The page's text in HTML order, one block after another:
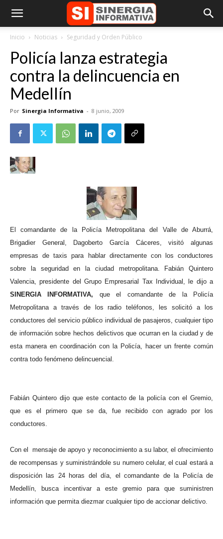
Inicio Noticias Seguridad y Orden Público
Policía lanza estrategia
contra la delincuencia en
Medellín
Por Sinergia Informativa - 8 junio, 2009
El comandante de la Policía Metropolitana del Valle de Aburrá,
Brigadier General, Dagoberto García Cáceres, visitó algunas
empresas de taxis para hablar directamente con los conductores
sobre la seguridad en la ciudad metropolitana. Fabián Quintero
Valencia, presidente del Grupo Empresarial Tax Individual, le dijo a
SINERGIA INFORMATIVA, que el comandante de la Policía
Metropolitana a través de los radio teléfonos, les solicitó a los
conductores del servicio público individual de pasajeros, cualquier tipo
de información sobre hechos delictivos que ocurran en la ciudad y de
esta manera en coordinación con la Policía, hacer un frente común
contra todo fenómeno delincuencial.
Fabián Quintero dijo que este contacto de la policía con el Gremio,
que es el primero que se da, fue recibido con agrado por los
conductores.
Con el mensaje de apoyo y reconocimiento a su labor, el ofrecimiento
de recompensas y suministrándole su numero celular, el cual estará a
disposición las 24 horas del día, el comandante de la Policía de
Medellín, busca incentivar a este gremio para que suministren
información que permita diezmar cualquier tipo de accionar delictivo.